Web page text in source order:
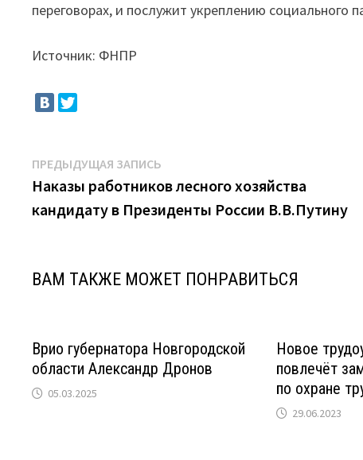
переговорах, и послужит укреплению социального
Источник: ФНПР
Навигация
по
записям
ПРЕДЫДУЩАЯ ЗАПИСЬ
запись:
Наказы работников лесного хозяйства
кандидату в Президенты России В.В.Путину
ВАМ ТАКЖЕ МОЖЕТ ПОНРАВИТЬСЯ
Врио губернатора Новгородской
области Александр Дронов
05.03.2025
Новое
повлечёт
по охране
29.06.2023